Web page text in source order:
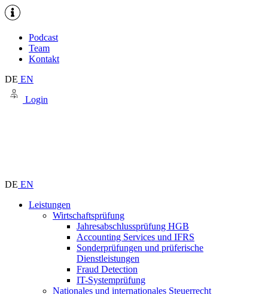
Podcast
Team
Kontakt
DE EN
Login
DE EN
Leistungen
Wirtschaftsprüfung
Jahresabschlussprüfung HGB
Accounting Services und IFRS
Sonderprüfungen und prüferische
Dienstleistungen
Fraud Detection
IT-Systemprüfung
Nationales und internationales Steuerrecht